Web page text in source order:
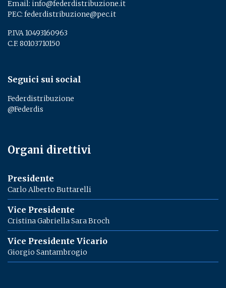
Email: info@federdistribuzione.it
PEC: federdistribuzione@pec.it
P.IVA 10493160963
C.F. 80103710150
Seguici sui social
Federdistribuzione
@Federdis
Organi direttivi
Presidente
Carlo Alberto Buttarelli
Vice Presidente
Cristina Gabriella Sara Broch
Vice Presidente Vicario
Giorgio Santambrogio